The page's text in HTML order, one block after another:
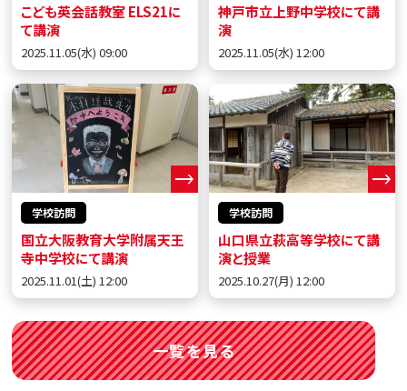
こども英会話教室 ELS21に
て講演
2025.11.05(水) 09:00
神戸市立上野中学校にて講
演
2025.11.05(水) 12:00
学校訪問
国立大阪教育大学附属天王
寺中学校にて講演
2025.11.01(土) 12:00
学校訪問
山口県立萩高等学校にて講
演と授業
2025.10.27(月) 12:00
一覧を見る